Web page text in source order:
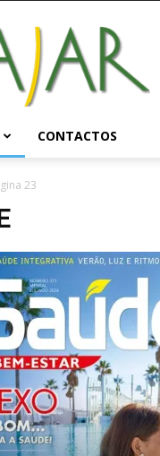
Viajar
Magazine
Online
CONTACTOS
23